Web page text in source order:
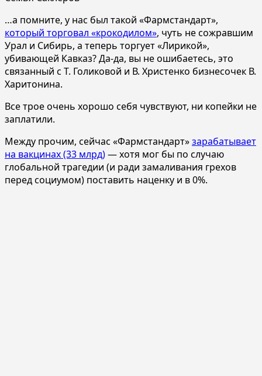
…а помните, у нас был такой «Фармстандарт»,
который торговал «крокодилом», чуть не сожравшим
Урал и Сибирь, а теперь торгует «Лирикой»,
убивающей Кавказ? Да-да, вы не ошибаетесь, это
связанный c Т. Голиковой и В. Христенко бизнесочек В.
Харитонина.
Все трое очень хорошо себя чувствуют, ни копейки не
заплатили.
Между прочим, сейчас «Фармстандарт»зарабатывает
на вакцинах (33 млрд)— хотя мог бы по случаю
глобальной трагедии (и ради замаливания грехов
перед социумом) поставить наценку и в 0%.